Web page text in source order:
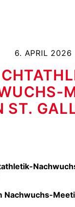
6. APRIL 2026
ST.
Nachwuchs-